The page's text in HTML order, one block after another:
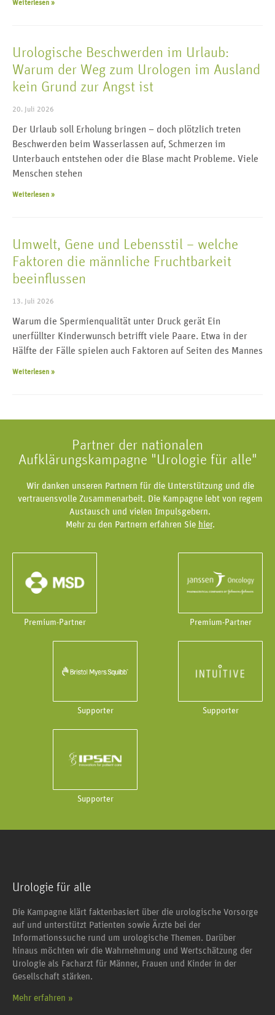
Weiterlesen »
Urologische Beschwerden im Urlaub:
Warum der Weg zum Urologen im Ausland
kein Grund zur Angst ist
20. Juli 2026
Der Urlaub soll Erholung bringen – doch plötzlich treten
Beschwerden beim Wasserlassen auf, Schmerzen im
Unterbauch entstehen oder die Blase macht Probleme. Viele
Menschen stehen
Weiterlesen »
Umwelt, Gene und Lebensstil – welche
Faktoren die männliche Fruchtbarkeit
beeinflussen
13. Juli 2026
Warum die Spermienqualität unter Druck gerät Ein
unerfüllter Kinderwunsch betrifft viele Paare. Etwa in der
Hälfte der Fälle spielen auch Faktoren auf Seiten des Mannes
Weiterlesen »
Partner der nationalen
Aufklärungskampagne "Urologie für alle"
Wir danken unseren Partnern für die Unterstützung und die
vertrauensvolle Zusammenarbeit. Die Kampagne lebt von regem
Austausch und vielen Impulsgebern.
Mehr zu den Partnern erfahren Sie hier.
Premium-Partner Premium-Partner
Supporter Supporter
Supporter
Urologie für alle
Die Kampagne klärt faktenbasiert über die urologische Vorsorge
auf und unterstützt Patienten sowie Ärzte bei der
Informationssuche rund um urologische Themen. Darüber
hinaus möchten wir die Wahrnehmung und Wertschätzung der
Urologie als Facharzt für Männer, Frauen und Kinder in der
Gesellschaft stärken.
Mehr erfahren »